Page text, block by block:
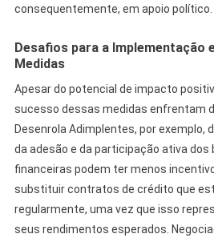
consequentemente, em apoio político.
Desafios para a Implementação
Medidas
Apesar do potencial de impacto
sucesso dessas medidas enfrentam
Desenrola Adimplentes, por exemplo,
da adesão e da participação ativa
financeiras podem ter menos
substituir contratos de crédito que
regularmente, uma vez que isso
seus rendimentos esperados.